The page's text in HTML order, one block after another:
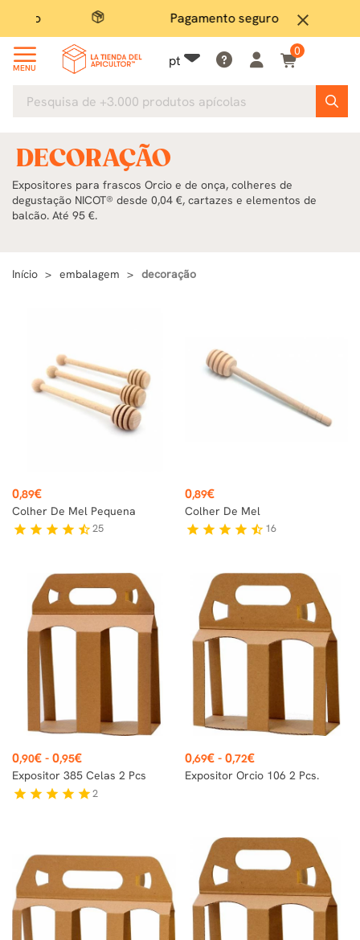
close
Pagamento seguro
MENU pt
0
DECORAÇÃO
Expositores para frascos Orcio e de onça, colheres de
degustação NICOT® desde 0,04 €, cartazes e elementos de
balcão. Até 95 €.
Início embalagem decoração
Preço
0,89€
Colher De Mel Pequena
star star star star star_half25
Preço
0,89€
Colher De Mel
star star star star star_half 16
Preço
0,90€-0,95€
Expositor 385 Celas 2 Pcs
star star star star star2
Preço
0,69€ - 0,72€
Expositor Orcio 106 2 Pcs.